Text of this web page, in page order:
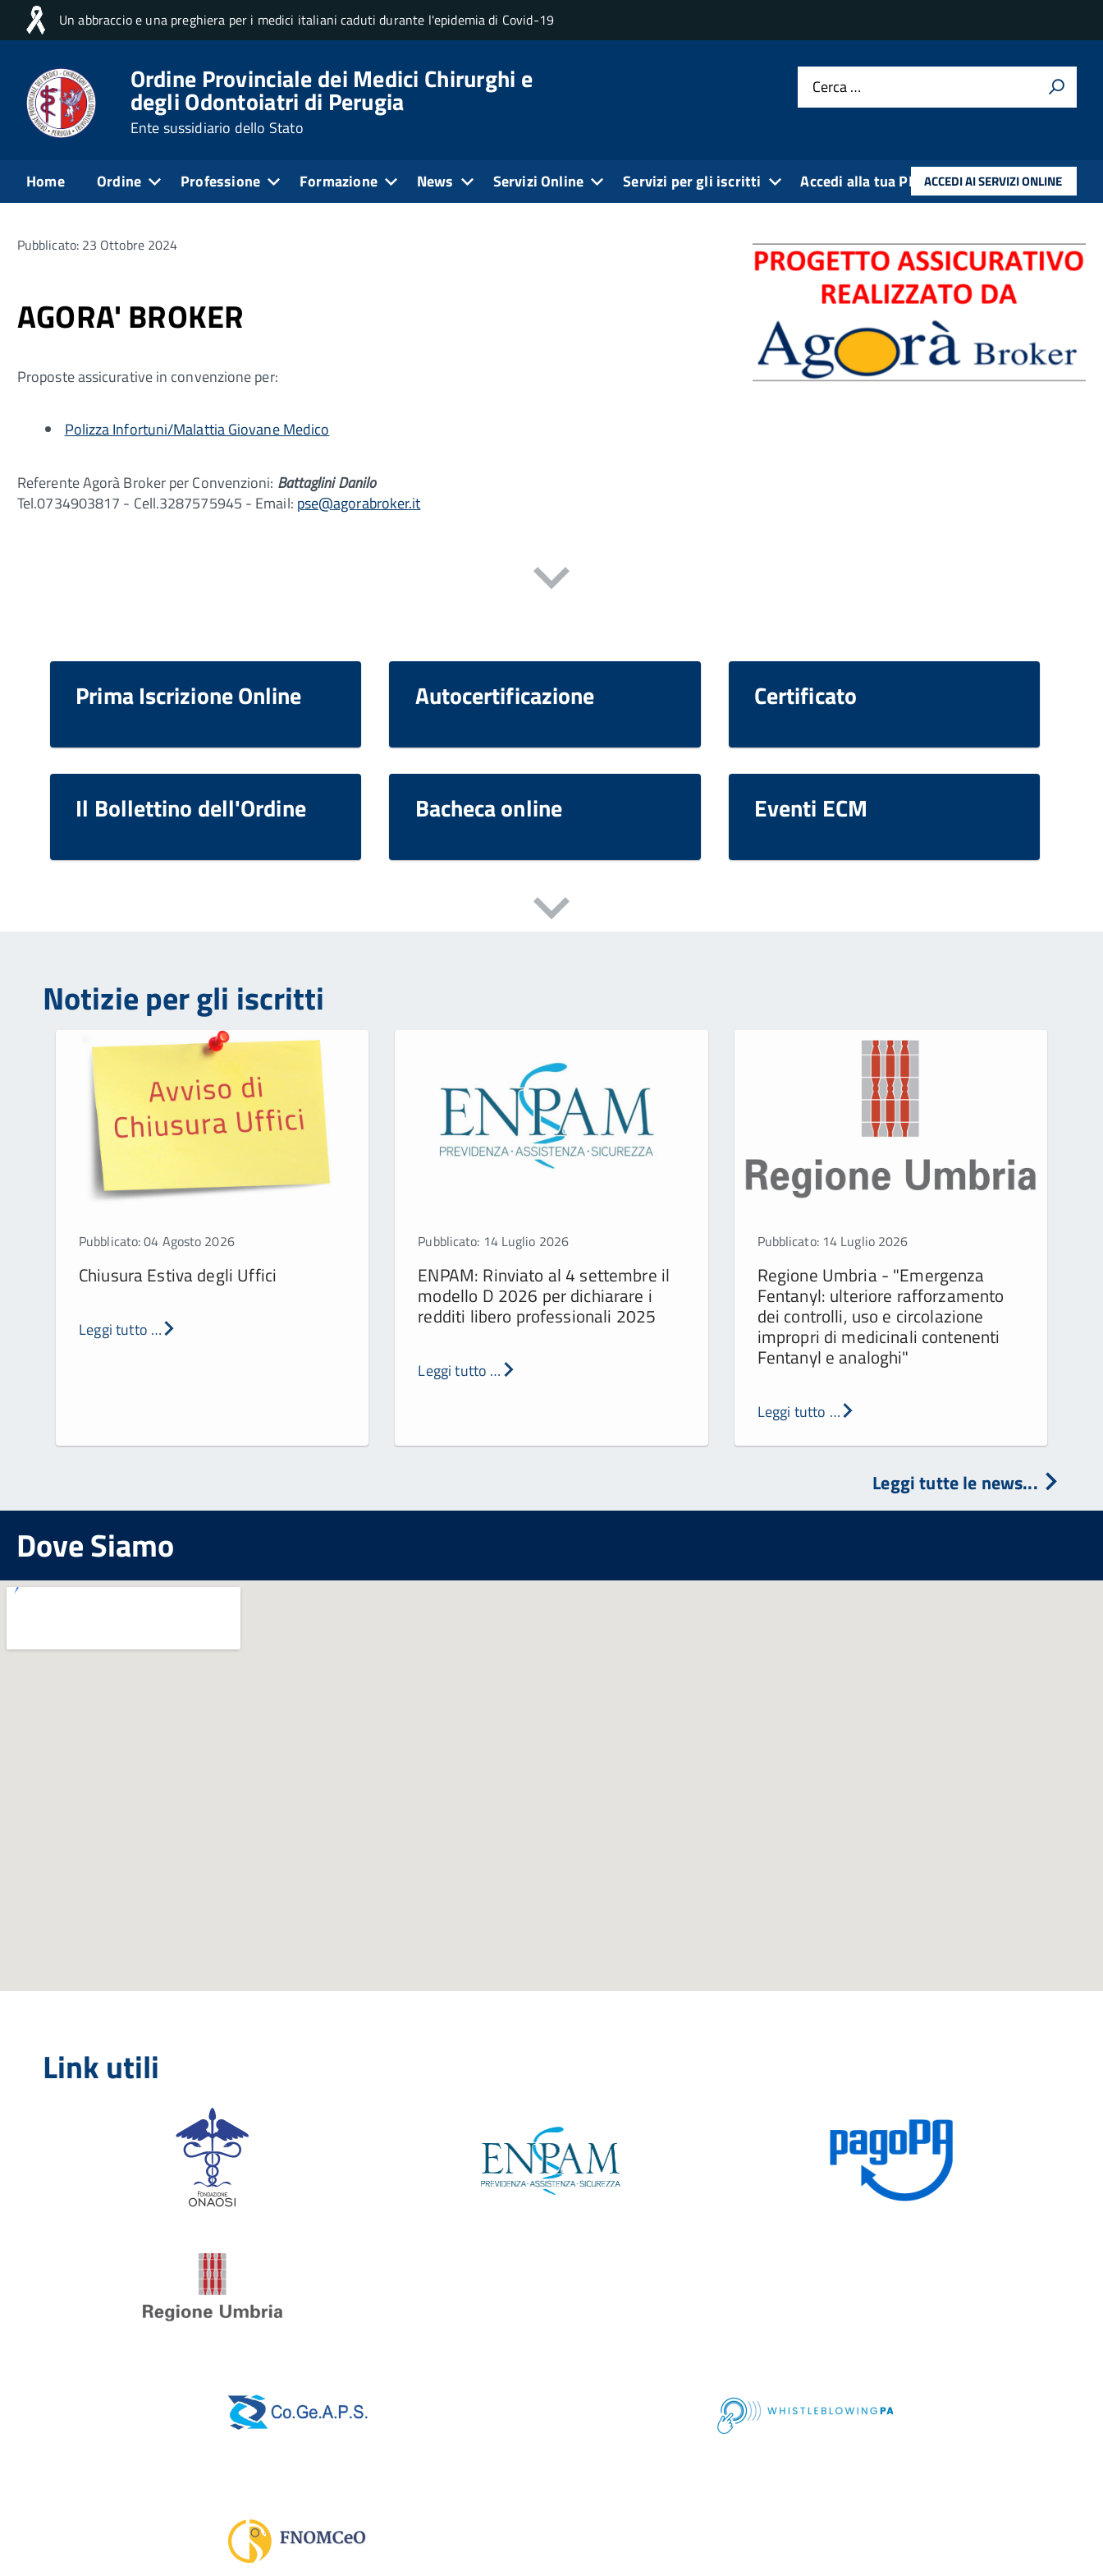
Un abbraccio e una preghiera per i medici italiani caduti durante l'epidemia di Covid-19
Ordine Provinciale dei Medici Chirurghi e
degli Odontoiatri di Perugia
Ente sussidiario dello Stato
Cerca …
Home Ordine Professione Formazione News Servizi Online Servizi per gli iscritti ACCEDI AI SERVIZI ONLINE
Accedi alla tua PEC
Pubblicato: 23 Ottobre 2024
AGORA' BROKER
Proposte assicurative in convenzione per:
Polizza Infortuni/Malattia Giovane Medico
Referente Agorà Broker per Convenzioni: Battaglini Danilo
Tel.0734903817 - Cell.3287575945 - Email: pse@agorabroker.it
Prima Iscrizione Online
Il Bollettino dell'Ordine
Autocertificazione
Bacheca online
Certificato
Eventi ECM
Notizie per gli iscritti
Pubblicato: 04 Agosto 2026
Chiusura Estiva degli Uffici
Leggi tutto …
Pubblicato: 14 Luglio 2026
ENPAM: Rinviato al 4 settembre il
modello D 2026 per dichiarare i
redditi libero professionali 2025
Leggi tutto …
Pubblicato: 14 Luglio 2026
Regione Umbria - "Emergenza
Fentanyl: ulteriore rafforzamento
dei controlli, uso e circolazione
impropri di medicinali contenenti
Fentanyl e analoghi"
Leggi tutto …
Leggi tutte le news...
Dove Siamo
Link utili